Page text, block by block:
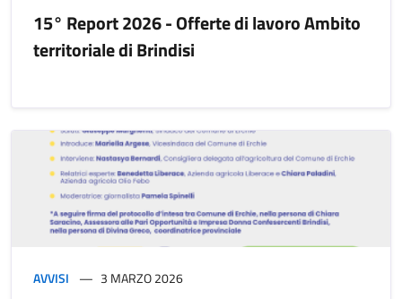
15° Report 2026 - Offerte di lavoro Ambito
territoriale di Brindisi
AVVISI 3 MARZO 2026